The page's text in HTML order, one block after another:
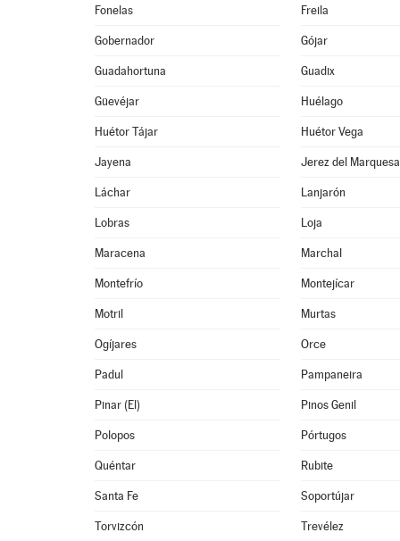
Fonelas Freila
Gobernador Gójar
Guadahortuna Guadix
Güevéjar Huélago
Huétor Tájar Huétor Vega
Jayena Jerez del
Láchar Lanjarón
Lobras Loja
Maracena Marchal
Montefrío Montejícar
Motril Murtas
Ogíjares Orce
Padul Pampaneira
Pinar (El) Pinos Genil
Polopos Pórtugos
Quéntar Rubite
Santa Fe Soportújar
Torvizcón Trevélez